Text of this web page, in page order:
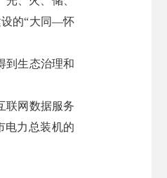
设的“大同—怀
到生态治理和
联网数据服务
电力总装机的